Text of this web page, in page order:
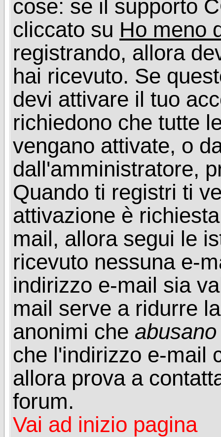
cose: se il supporto
cliccato su Ho meno
registrando, allora
hai ricevuto. Se
devi attivare il tuo
richiedono che tutte
vengano attivate, o
dall'amministratore,
Quando ti registri ti
attivazione è
mail, allora segui le
ricevuto nessuna e-
indirizzo e-mail sia
mail serve a ridurre
anonimi che abusano
che l'indirizzo e-mail
allora prova a
forum.
Vai ad inizio pagina